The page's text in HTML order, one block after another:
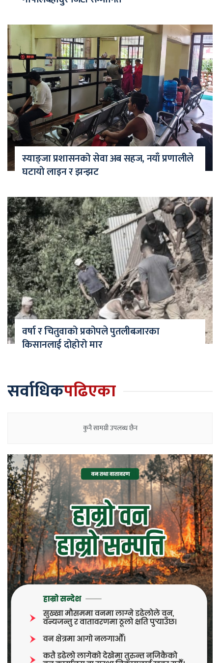
स्याङ्जा प्रशासनको सेवा अब सहज, नयाँ प्रणालीले
घटायो लाइन र झन्झट
वर्षा र चितुवाको प्रकोपले पुतलीबजारका
किसानलाई दोहोरो मार
सर्वाधिकपढिएका
कुनै सामग्री उपलब्ध छैन